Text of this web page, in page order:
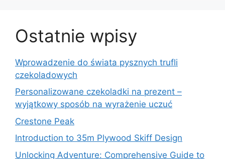
Ostatnie wpisy
Wprowadzenie do świata pysznych trufli
czekoladowych
Personalizowane czekoladki na prezent –
wyjątkowy sposób na wyrażenie uczuć
Crestone Peak
Introduction to 35m Plywood Skiff Design
Unlocking Adventure: Comprehensive Guide to